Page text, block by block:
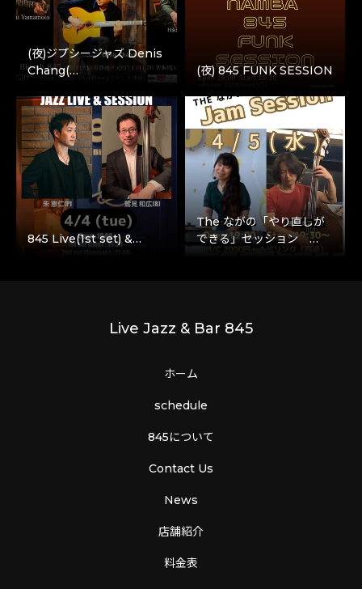
(夜)ジプシージャズ Denis
Chang(…
(夜) 845 FUNK SESSION
845 Live(1st set) &…
The ながの「やり直しが
できる」セッション …
Live Jazz & Bar 845
ホーム
schedule
845について
Contact Us
News
店舗紹介
料金表